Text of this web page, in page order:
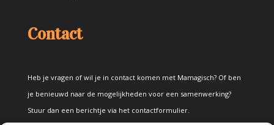
Contact
Heb je vragen of wil je in contact komen met Mamagisch? Of ben
je benieuwd naar de mogelijkheden voor een samenwerking?
Stuur dan een berichtje via het contactformulier.